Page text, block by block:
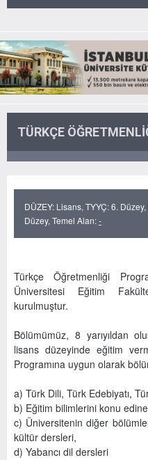
TÜRKÇE
DÜZEY: Lisans, TYYÇ: 6.
Düzey, Temel Alan:-
Türkçe Öğretmenliği
Üniversitesi Eğitim
kurulmuştur.
Bölümümüz, 8 yarıyıldan
lisans düzeyinde eğitim
Programına uygun olarak
a) Türk Dili, Türk Edebiyatı,
b) Eğitim bilimlerini konu
c) Üniversitenin diğer
kültür dersleri,
d) Yabancı dil dersleri